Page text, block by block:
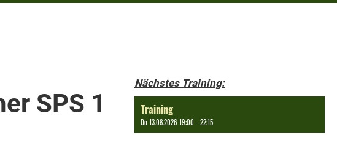
SPS 1
Nächstes Training:
Training
Do 13.08.2026 19:00 - 22:15